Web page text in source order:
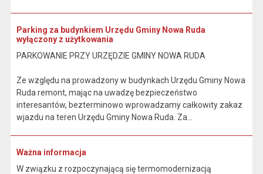
Parking za budynkiem Urzędu Gminy Nowa Ruda
wyłączony z użytkowania
PARKOWANIE PRZY URZĘDZIE GMINY NOWA RUDA
Ze względu na prowadzony w budynkach Urzędu Gminy Nowa
Ruda remont, mając na uwadzę bezpieczeństwo
interesantów, bezterminowo wprowadzamy całkowity zakaz
wjazdu na teren Urzędu Gminy Nowa Ruda. Za...
Ważna informacja
W związku z rozpoczynającą się termomodernizacją